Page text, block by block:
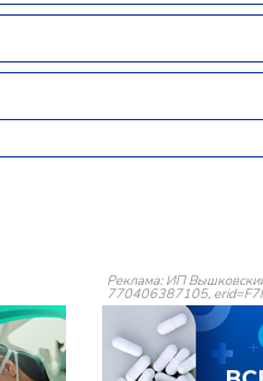
Реклама: ИП
770406387105,